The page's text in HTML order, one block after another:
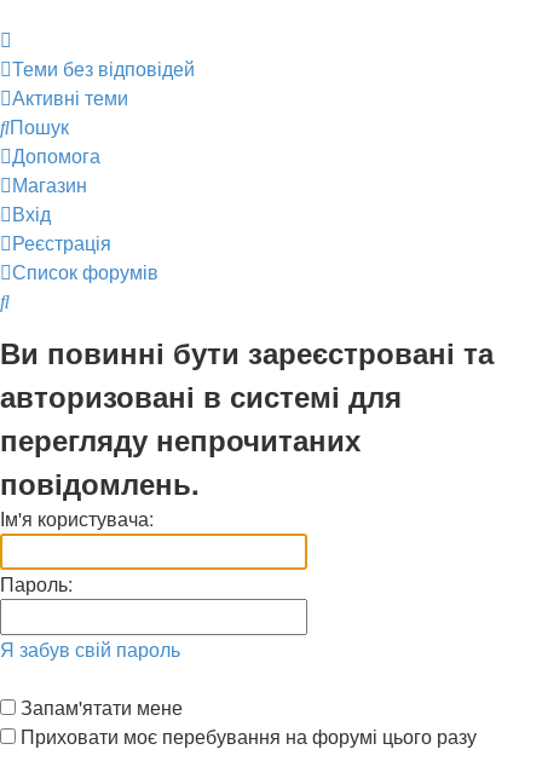
Теми без відповідей
Активні теми
Пошук
Допомога
Магазин
Вхід
Реєстрація
Список форумів
Пошук
Ви повинні бути зареєстровані та
авторизовані в системі для
перегляду непрочитаних
повідомлень.
Ім'я користувача:
Пароль:
Я забув свій пароль
Запам'ятати мене
Приховати моє перебування на форумі цього разу